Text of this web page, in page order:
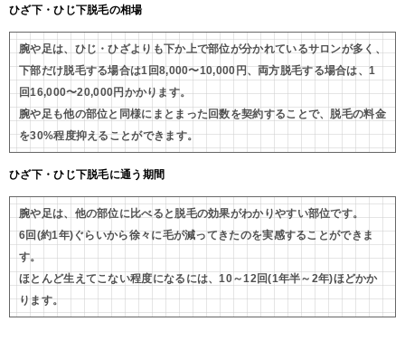
ひざ下・ひじ下脱毛の相場
腕や足は、ひじ・ひざよりも下か上で部位が分かれているサロンが多く、
下部だけ脱毛する場合は1回8,000〜10,000円、両方脱毛する場合は、1
回16,000〜20,000円かかります。
腕や足も他の部位と同様にまとまった回数を契約することで、脱毛の料金
を30%程度抑えることができます。
ひざ下・ひじ下脱毛に通う期間
腕や足は、他の部位に比べると脱毛の効果がわかりやすい部位です。
6回(約1年)ぐらいから徐々に毛が減ってきたのを実感することができま
す。
ほとんど生えてこない程度になるには、10～12回(1年半～2年)ほどかか
ります。